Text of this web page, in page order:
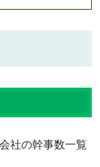
社の幹事数一覧